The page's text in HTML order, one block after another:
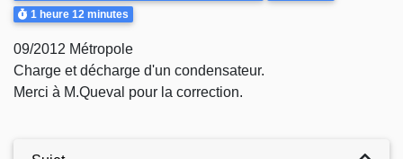
Durée
1 heure 12 minutes
09/2012 Métropole
Charge et décharge d'un condensateur.
Merci à M.Queval pour la correction.